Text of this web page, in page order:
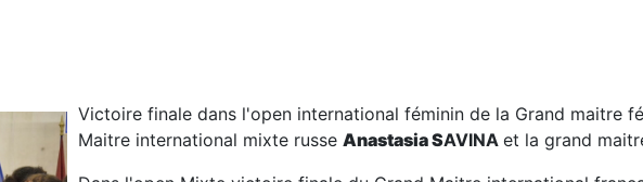
Victoire finale dans l'open international féminin de la Grand maitre
Maitre international mixte russe Anastasia SAVINA et la grand